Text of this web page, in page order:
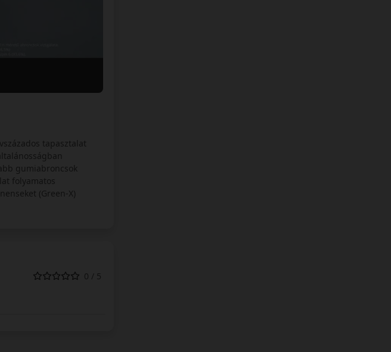
tapasztalat
gumiabroncsok
folyamatos
(Green-X)
0 / 5